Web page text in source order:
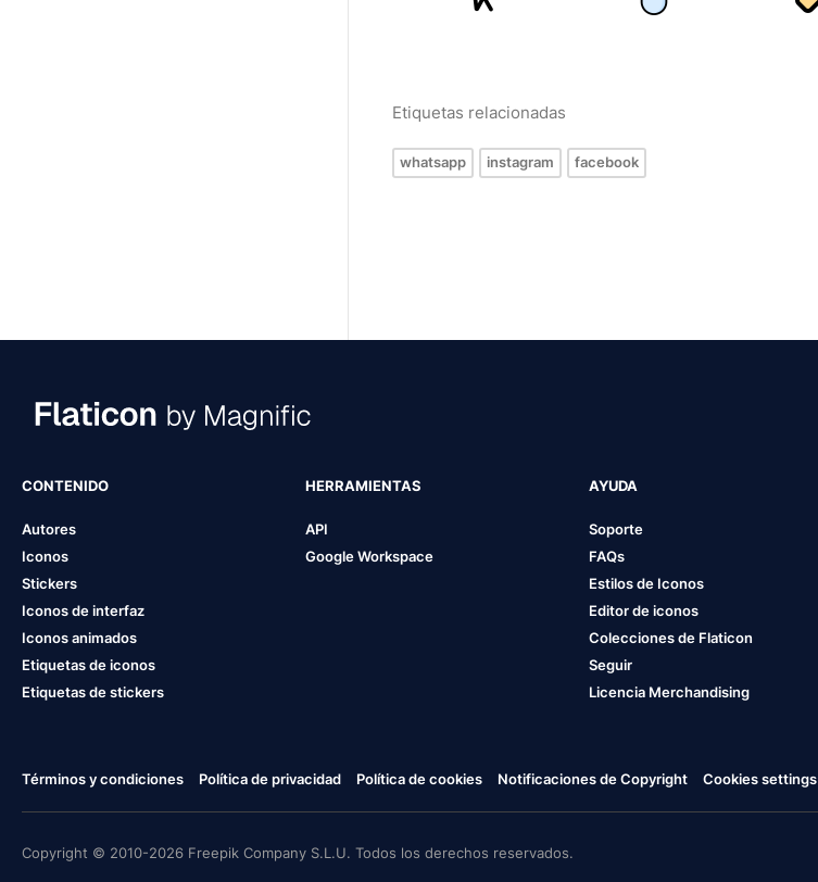
Etiquetas relacionadas
whatsapp instagram facebook
CONTENIDO
Autores
Iconos
Stickers
Iconos de interfaz
Iconos animados
Etiquetas de iconos
Etiquetas de stickers
HERRAMIENTAS
API
Google Workspace
AYUDA
Soporte
FAQs
Estilos de Iconos
Editor de iconos
Colecciones de Flaticon
Seguir
Licencia Merchandising
Términos y condiciones Política de privacidad Política de cookies Notificaciones de Copyright Cookies settings
Copyright © 2010-2026 Freepik Company S.L.U. Todos los derechos reservados.